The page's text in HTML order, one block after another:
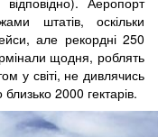
штатів, оскільки
але рекордні 250
щодня, роблять
у світі, не дивлячись
2000 гектарів.